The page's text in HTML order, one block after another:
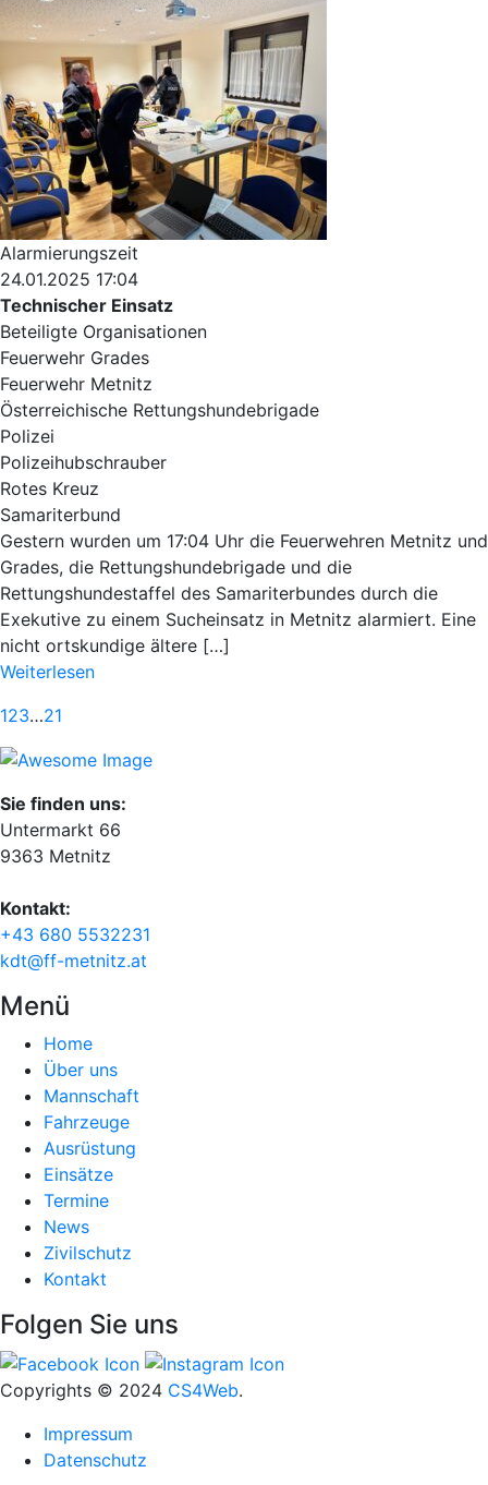
Alarmierungszeit
24.01.2025 17:04
Technischer Einsatz
Beteiligte Organisationen
Feuerwehr Grades
Feuerwehr Metnitz
Österreichische Rettungshundebrigade
Polizei
Polizeihubschrauber
Rotes Kreuz
Samariterbund
Gestern wurden um 17:04 Uhr die Feuerwehren Metnitz und
Grades, die Rettungshundebrigade und die
Rettungshundestaffel des Samariterbundes durch die
Exekutive zu einem Sucheinsatz in Metnitz alarmiert. Eine
nicht ortskundige ältere […]
Weiterlesen
123…21
Sie finden uns:
Untermarkt 66
9363 Metnitz
Kontakt:
+43 680 5532231
kdt@ff-metnitz.at
Menü
Home
Über uns
Mannschaft
Fahrzeuge
Ausrüstung
Einsätze
Termine
News
Zivilschutz
Kontakt
Folgen Sie uns
Copyrights © 2024 CS4Web.
Impressum
Datenschutz